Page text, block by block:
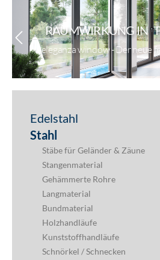
RAUMWIRKUNG IN
eleganza window - Der neue
Edelstahl
Stahl
Stäbe für Geländer & Zäune
Stangenmaterial
Gehämmerte Rohre
Langmaterial
Bundmaterial
Holzhandläufe
Kunststoffhandläufe
Schnörkel / Schnecken